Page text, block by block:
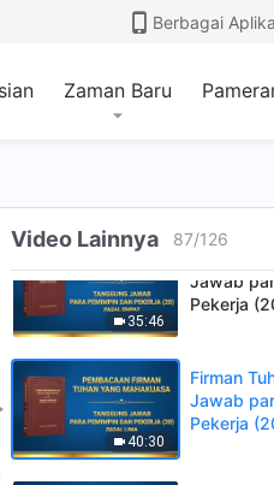
Berbagai
Zaman Baru
Video Lainnya 87/126
33:39
Firman
35:46
Jawab
Pekerja
40:30
Firman
Jawab
Pekerja